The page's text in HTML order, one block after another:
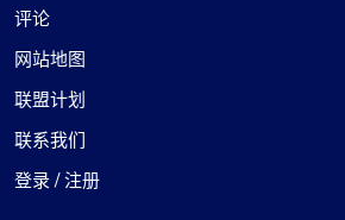
不错
最初我对改用 ProxyCompass 持怀
的服务和广泛的选择让我感到惊喜
靠且高效，可以满足我的开发需求
功和发展！
评论
网站地图
联盟计划
联系我们
登录 / 注册